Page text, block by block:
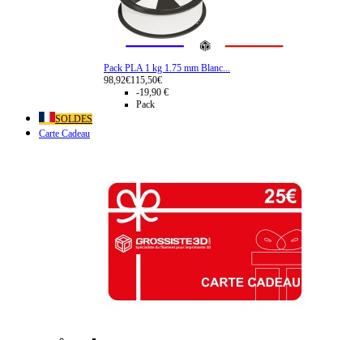
Pack PLA 1 kg 1.75 mm Blanc...
98,92€115,50€
-19,90 €
Pack
SOLDES
Carte Cadeau